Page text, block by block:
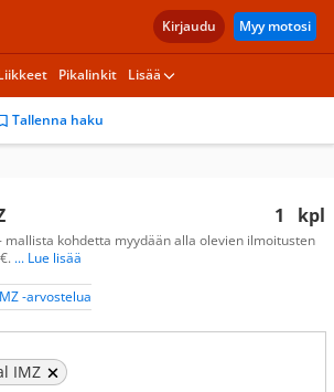
Kirjaudu Myy motosi
Pikalinkit Lisää
Tallenna haku
1 kpl
mallista kohdetta myydään alla olevien ilmoitusten
... Lue lisää
-arvostelua
IMZ